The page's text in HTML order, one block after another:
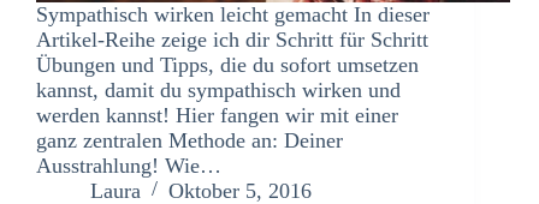
Sympathisch wirken leicht gemacht In dieser
Artikel-Reihe zeige ich dir Schritt für Schritt
Übungen und Tipps, die du sofort umsetzen
kannst, damit du sympathisch wirken und
werden kannst! Hier fangen wir mit einer
ganz zentralen Methode an: Deiner
Ausstrahlung! Wie…
Laura
Oktober 5, 2016